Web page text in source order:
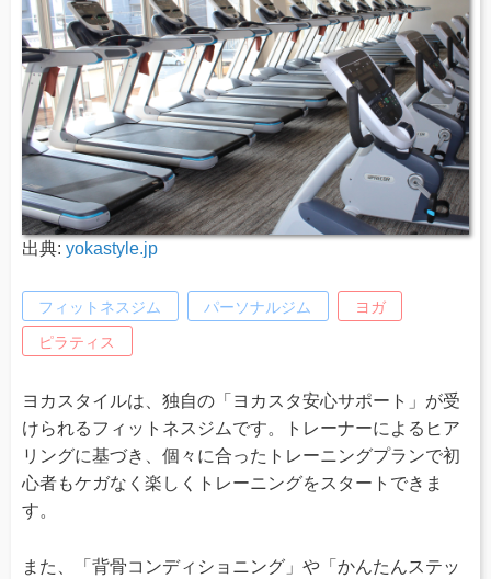
出典: yokastyle.jp
フィットネスジム パーソナルジム ヨガ
ピラティス
ヨカスタイルは、独自の「ヨカスタ安心サポート」が受
けられるフィットネスジムです。トレーナーによるヒア
リングに基づき、個々に合ったトレーニングプランで初
心者もケガなく楽しくトレーニングをスタートできま
す。
また、「背骨コンディショニング」や「かんたんステッ